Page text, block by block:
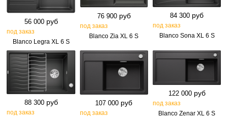
56 000 руб
под заказ
Blanco Legra XL 6 S
76 900 руб
под заказ
Blanco Zia XL 6 S
84 300 руб
под заказ
Blanco Sona XL 6 S
88 300 руб
под заказ
107 000 руб
под заказ
122 000 руб
под заказ
Blanco Zenar XL 6 S